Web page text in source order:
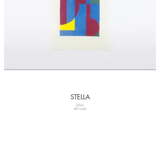
STELLA
2022
40 works